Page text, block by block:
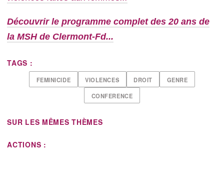
Découvrir le programme complet des 20 ans de
la MSH de Clermont-Fd...
TAGS :
FEMINICIDE VIOLENCES DROIT GENRE
CONFERENCE
SUR LES MÊMES THÈMES
ACTIONS :